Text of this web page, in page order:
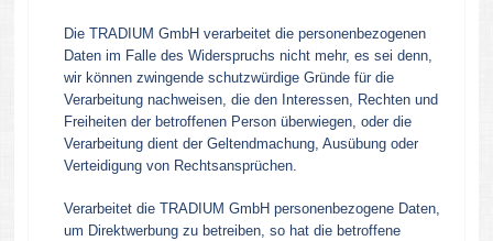
Die TRADIUM GmbH verarbeitet die personenbezogenen
Daten im Falle des Widerspruchs nicht mehr, es sei denn,
wir können zwingende schutzwürdige Gründe für die
Verarbeitung nachweisen, die den Interessen, Rechten und
Freiheiten der betroffenen Person überwiegen, oder die
Verarbeitung dient der Geltendmachung, Ausübung oder
Verteidigung von Rechtsansprüchen.
Verarbeitet die TRADIUM GmbH personenbezogene Daten,
um Direktwerbung zu betreiben, so hat die betroffene